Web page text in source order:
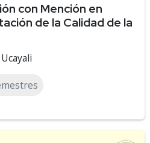
con Mención en
de la Calidad de la